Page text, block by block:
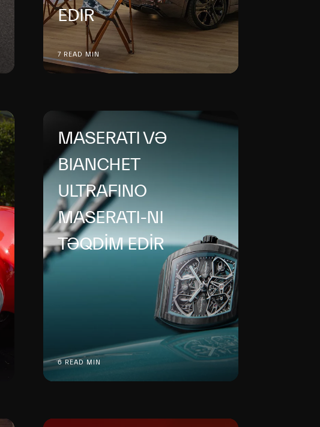
EDIR
7 READ MIN
MASERATI VƏ
BIANCHET
ULTRAFINO
MASERATI-NI
TƏQDİM EDİR
6 READ MIN